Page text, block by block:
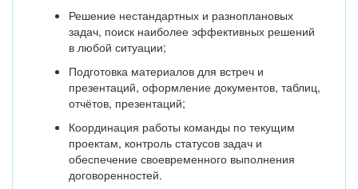
Решение нестандартных и разноплановых
задач, поиск наиболее эффективных решений
в любой ситуации;
Подготовка материалов для встреч и
презентаций, оформление документов, таблиц,
отчётов, презентаций;
Координация работы команды по текущим
проектам, контроль статусов задач и
обеспечение своевременного выполнения
договоренностей.